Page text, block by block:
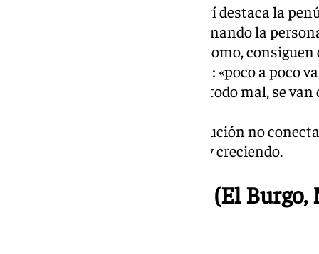
Cuplés de comparsa. Del popurrí destaca la
después de habernos ido desgranando la
de rezarle un Padre Nuestro a Momo,
colocan el sombrero de arlequín: «poco a poco
revolucionario». Despojados de todo mal, se
Idea muy chula, aunque su ejecución no
Esperemos que sigan viniendo y creciendo.
¡Hay Lupita! – murga (El Burgo,